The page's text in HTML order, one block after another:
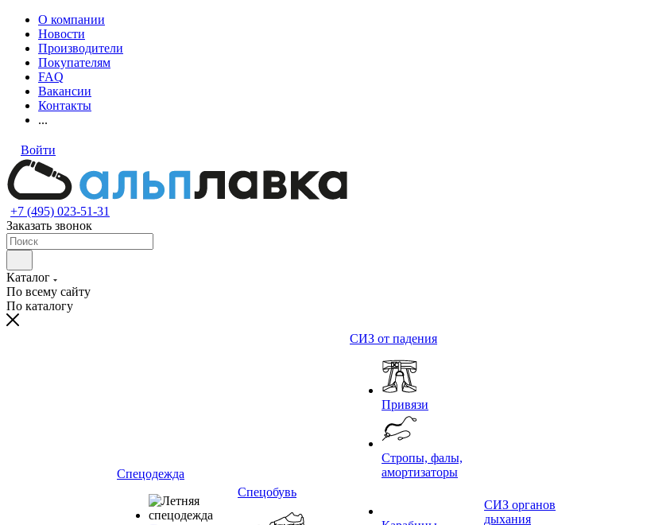
О компании
Новости
Производители
Покупателям
FAQ
Вакансии
Контакты
...
Войти
+7 (495) 023-51-31
Заказать звонок
Каталог
По всему сайту
По каталогу
Спецодежда
Спецобувь
СИЗ от падения
Привязи
Стропы, фалы,
амортизаторы
СИЗ органов
дыхания